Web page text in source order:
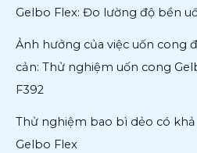
Gelbo Flex: Đo lường độ bền
Ảnh hưởng của việc uốn cong
cản: Thử nghiệm uốn cong
F392
Thử nghiệm bao bì dẻo có
Gelbo Flex